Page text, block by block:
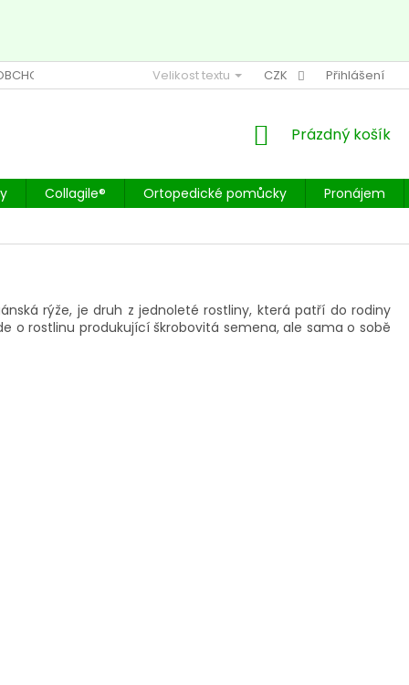
NA HEURECE HODNOCENÍ OBCHODU NA SEZNAMU
Velikost textu CZK Přihlášení
NÁKUPNÍ
Prázdný košík
Collagile® Ortopedické pomůcky Pronájem
rýže, je druh z jednoleté rostliny, která patří do rodiny
o rostlinu produkující škrobovitá semena, ale sama o sobě